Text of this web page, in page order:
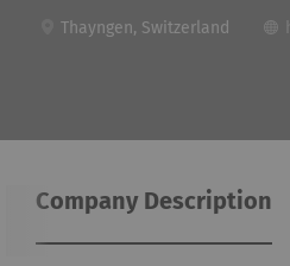
Thayngen, Switzerland
Company Description